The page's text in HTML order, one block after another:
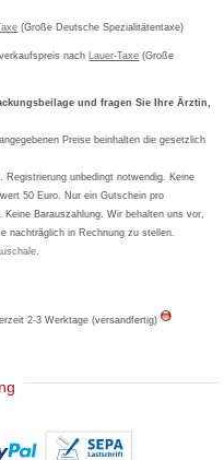
(Große Deutsche Spezialitätentaxe)
nach Lauer-Taxe (Große
und fragen Sie Ihre Ärztin,
Preise beinhalten die gesetzlich
unbedingt notwendig. Keine
50 Euro. Nur ein Gutschein pro
Barauszahlung. Wir behalten uns vor,
nachträglich in Rechnung zu stellen.
.
2-3 Werktage (versandfertig)